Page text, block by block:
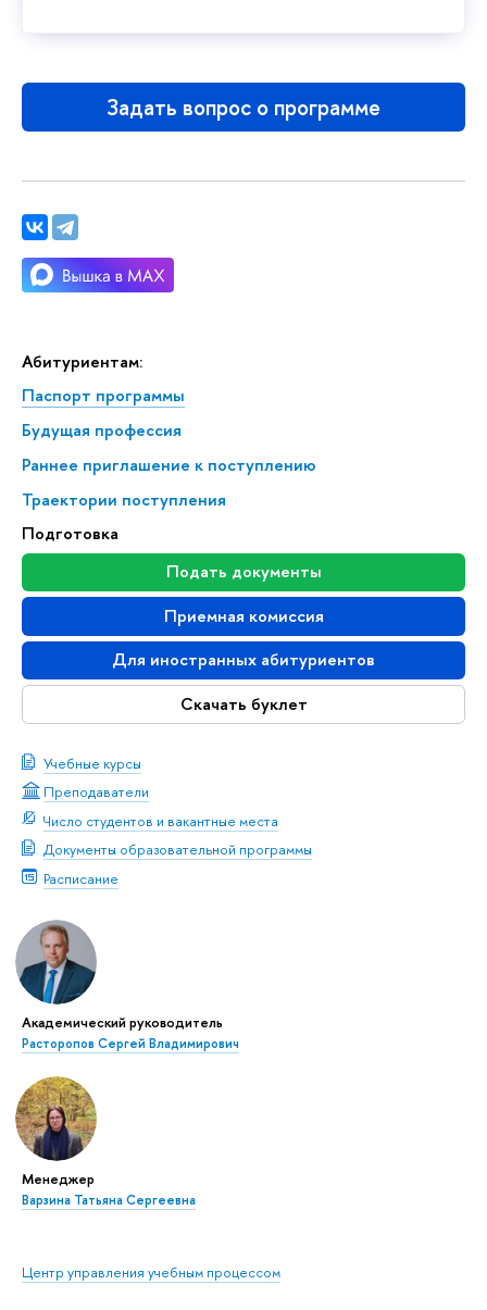
Абитуриентам:
Паспорт программы
Будущая профессия
Раннее приглашение к поступлению
Траектории поступления
Подготовка
Подать документы
Приемная комиссия
Для иностранных абитуриентов
Скачать буклет
Учебные курсы
Преподаватели
Число студентов и вакантные места
Документы образовательной программы
Расписание
Академический руководитель
Расторопов Сергей Владимирович
Менеджер
Варзина Татьяна Сергеевна
Центр управления учебным процессом
Задать вопрос о программе